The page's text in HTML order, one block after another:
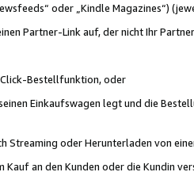
oder „Kindle Magazines“)
Partner-Link auf, der nicht Ihr
Bestellfunktion, oder
Einkaufswagen legt und die
oder Herunterladen von
an den Kunden oder die Kundin